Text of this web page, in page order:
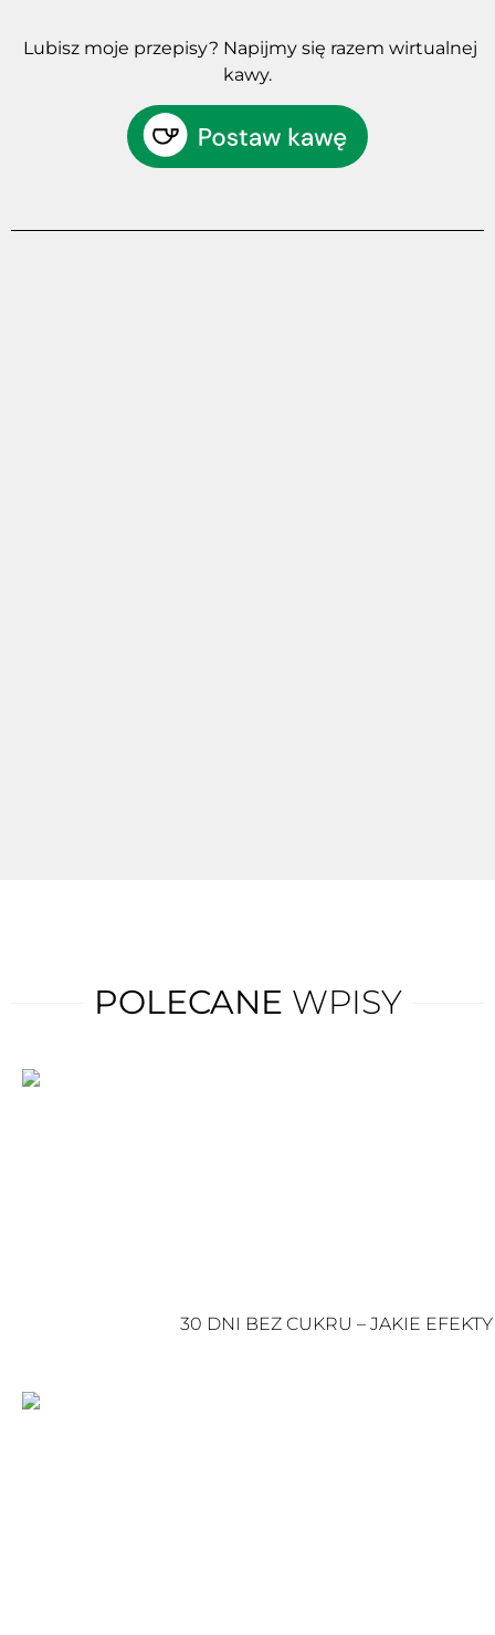
Lubisz moje przepisy? Napijmy się razem wirtualnej
kawy.
POLECANE WPISY
30 DNI BEZ CUKRU – JAKIE